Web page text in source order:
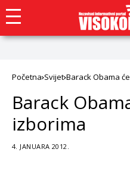
Početna Svijet Barack Obama
Barack
izborima
4. JANUARA 2012.